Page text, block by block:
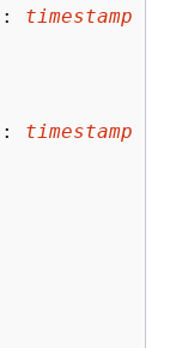
: timestamp
: timestamp